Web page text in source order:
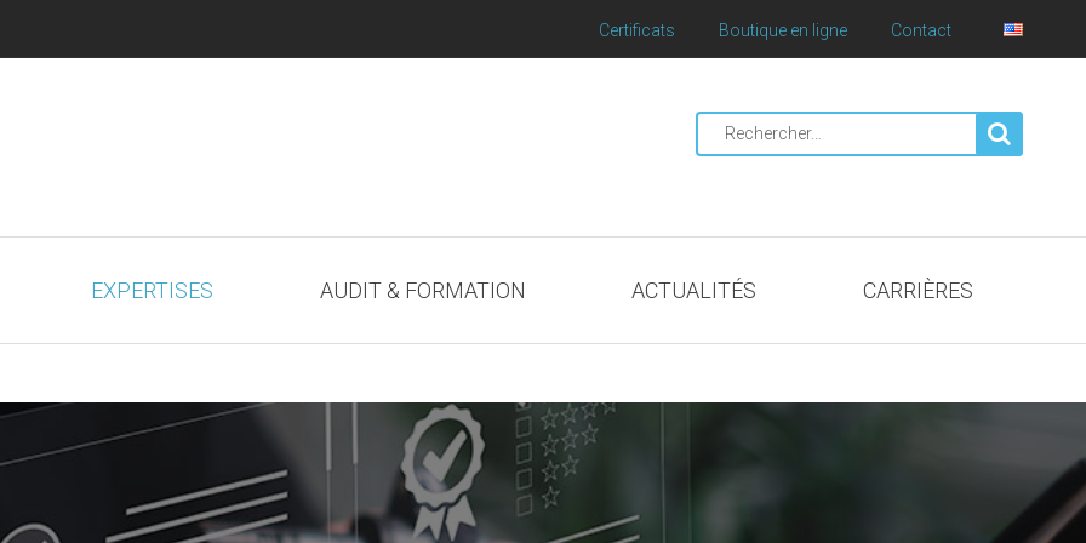
Certificats Boutique en ligne Contact
Rechercher
:
EXPERTISES AUDIT & FORMATION ACTUALITÉS CARRIÈRES